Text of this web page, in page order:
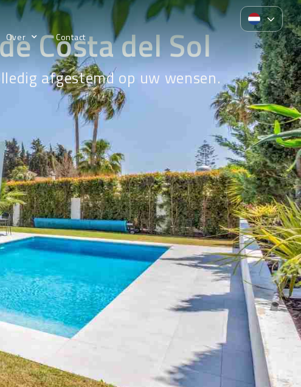
Over Contact
Costa del Sol
afgestemd op uw wensen.